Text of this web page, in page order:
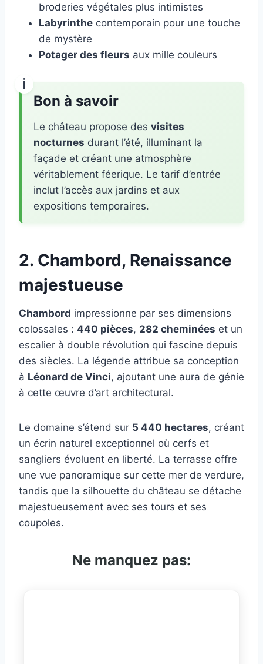
broderies végétales plus intimistes
Labyrinthe contemporain pour une touche
de mystère
Potager des fleurs aux mille couleurs
Bon à savoir
Le château propose des visites
nocturnes durant l’été, illuminant la
façade et créant une atmosphère
véritablement féerique. Le tarif d’entrée
inclut l’accès aux jardins et aux
expositions temporaires.
2. Chambord, Renaissance
majestueuse
Chambord impressionne par ses dimensions
colossales : 440 pièces, 282 cheminées et un
escalier à double révolution qui fascine depuis
des siècles. La légende attribue sa conception
à Léonard de Vinci, ajoutant une aura de génie
à cette œuvre d’art architectural.
Le domaine s’étend sur 5 440 hectares, créant
un écrin naturel exceptionnel où cerfs et
sangliers évoluent en liberté. La terrasse offre
une vue panoramique sur cette mer de verdure,
tandis que la silhouette du château se détache
majestueusement avec ses tours et ses
coupoles.
Ne manquez pas: